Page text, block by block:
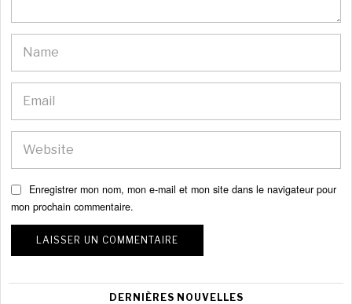
Enregistrer mon nom, mon e-mail et mon site dans le navigateur pour
mon prochain commentaire.
DERNIÈRES NOUVELLES